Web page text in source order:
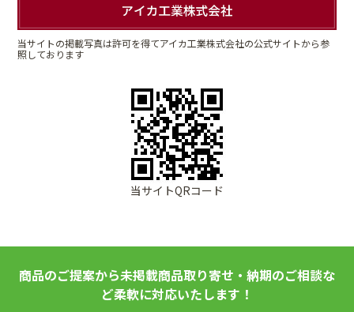
当サイトの掲載写真は許可を得てアイカ工業株式会社の公式サイトから参
照しております
当サイトQRコード
商品のご提案から未掲載商品取り寄せ・納期のご相談な
ど柔軟に対応いたします！